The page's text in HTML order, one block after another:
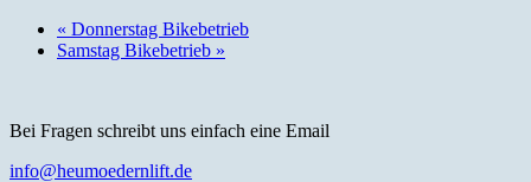
« Donnerstag Bikebetrieb
Samstag Bikebetrieb »
Bei Fragen schreibt uns einfach eine Email
info@heumoedernlift.de